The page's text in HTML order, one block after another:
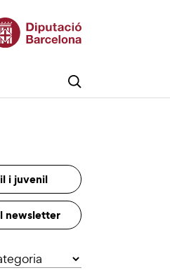
i juvenil
newsletter